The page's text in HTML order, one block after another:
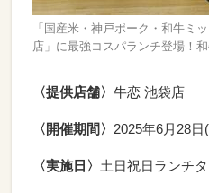
「国産米・神戸ポーク・和牛ミ
店」に最強コスパランチ登場！
〈提供店舗〉 牛恋 池袋店
〈開催期間〉 2025年6月28日
〈実施日〉 土日祝日ランチ